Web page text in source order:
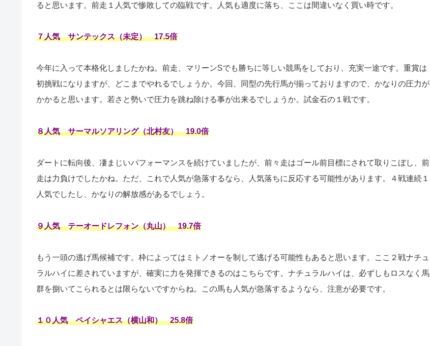
ると思います。前走１人気で惨敗しての臨戦です。人気も適度に落ち、ここは間違いなく買い時です。
７人気 サンテックス（未定） 17.5倍
今年に入って本格化しましたかね。前走、マリーンSでも勝ちに等しい競馬をしており、充実一途です。重賞は
初挑戦になりますが、どこまでやれるでしょうか。今回、同型の先行馬が揃っておりますので、かなりの圧力が
かかると思います。若さと勢いで圧力を跳ね除ける事が出来るでしょうか。試金石の１戦です。
８人気 サーマルソアリング（北村友） 19.0倍
ダートに転向後、凄まじいパフォーマンスを続けていましたが、前々走はゴール前目標にされて取りこぼし、前
走は力負けでしたかね。ただ、これで人気が急落するなら、人気落ちに反応する可能性があります。４戦連続１
人気でしたし、かなりの解放感があるでしょう。
９人気 テーオードレフォン（丸山） 19.7倍
もう一頭の逃げ馬候補です。枠によってはミトノオーを制して逃げる可能性もあると思います。ここ２戦ナチュ
ラルハイに差されていますが、確実に力を発揮できるのはこちらです。ナチュラルハイは、必ずしもロスなく馬
群を捌いてこられるとは限らないですからね。この馬も人気が急落するようなら、注意が必要です。
１０人気 ペイシャエス（横山和） 25.8倍